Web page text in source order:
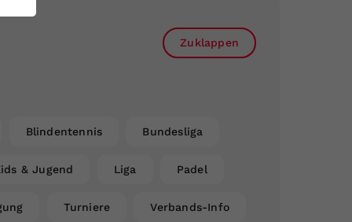
Zuklappen
Blindentennis Bundesliga
& Jugend Liga Padel
Turniere Verbands-Info